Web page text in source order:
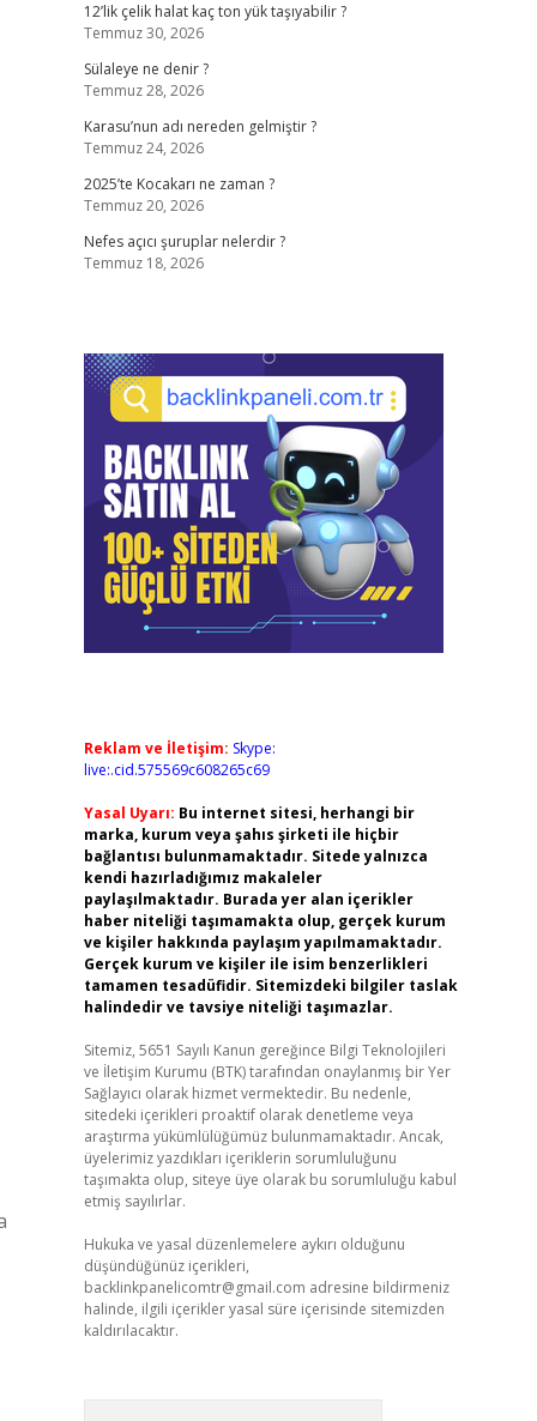
12’lik çelik halat kaç ton yük taşıyabilir ?
Temmuz 30, 2026
Sülaleye ne denir ?
Temmuz 28, 2026
Karasu’nun adı nereden gelmiştir ?
Temmuz 24, 2026
2025’te Kocakarı ne zaman ?
Temmuz 20, 2026
Nefes açıcı şuruplar nelerdir ?
Temmuz 18, 2026
Reklam ve İletişim: Skype:
live:.cid.575569c608265c69
Yasal Uyarı: Bu internet sitesi, herhangi bir
marka, kurum veya şahıs şirketi ile hiçbir
bağlantısı bulunmamaktadır. Sitede yalnızca
kendi hazırladığımız makaleler
paylaşılmaktadır. Burada yer alan içerikler
haber niteliği taşımamakta olup, gerçek kurum
ve kişiler hakkında paylaşım yapılmamaktadır.
Gerçek kurum ve kişiler ile isim benzerlikleri
tamamen tesadüfidir. Sitemizdeki bilgiler taslak
halindedir ve tavsiye niteliği taşımazlar.
Sitemiz, 5651 Sayılı Kanun gereğince Bilgi Teknolojileri
ve İletişim Kurumu (BTK) tarafından onaylanmış bir Yer
Sağlayıcı olarak hizmet vermektedir. Bu nedenle,
sitedeki içerikleri proaktif olarak denetleme veya
araştırma yükümlülüğümüz bulunmamaktadır. Ancak,
üyelerimiz yazdıkları içeriklerin sorumluluğunu
taşımakta olup, siteye üye olarak bu sorumluluğu kabul
etmiş sayılırlar.
Hukuka ve yasal düzenlemelere aykırı olduğunu
düşündüğünüz içerikleri,
backlinkpanelicomtr@gmail.com adresine bildirmeniz
halinde, ilgili içerikler yasal süre içerisinde sitemizden
kaldırılacaktır.